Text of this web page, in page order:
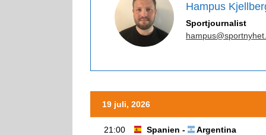
Hampus
Sportjournalist
19 juli, 2026
21:00 Spanien -
Argentina